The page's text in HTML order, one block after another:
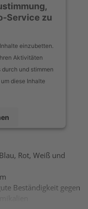
Service zu
einzubetten.
Aktivitäten
und stimmen
diese Inhalte
Platform
Rot, Weiß und
Beständigkeit gegen